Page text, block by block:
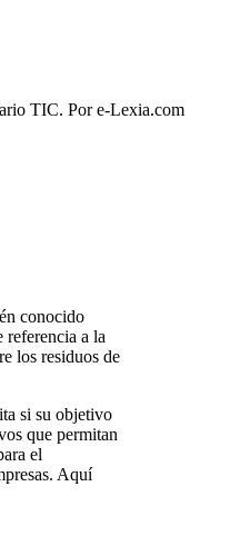
conocido
referencia a la
los residuos de
si su objetivo
que permitan
el
Aquí